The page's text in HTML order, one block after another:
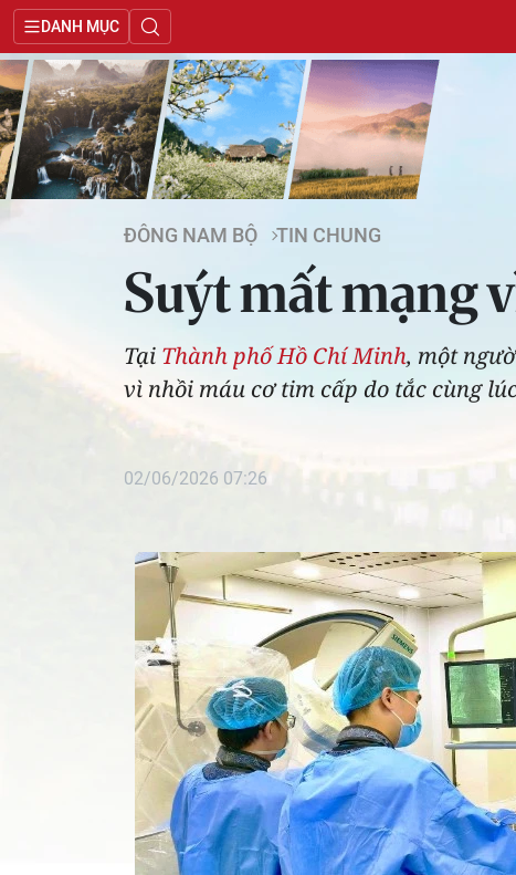
DANH MỤC
ĐÔNG NAM BỘ TIN CHUNG
Suýt mất mạng
Tại Thành phố Hồ Chí Minh, một
vì nhồi máu cơ tim cấp do tắc cùng
02/06/2026 07:26